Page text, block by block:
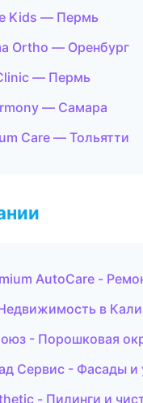
Kids — Пермь
Ortho — Оренбург
— Пермь
— Самара
Care — Тольятти
AutoCare -
в
- Порошковая
Сервис - Фасады и
- Пилинги и